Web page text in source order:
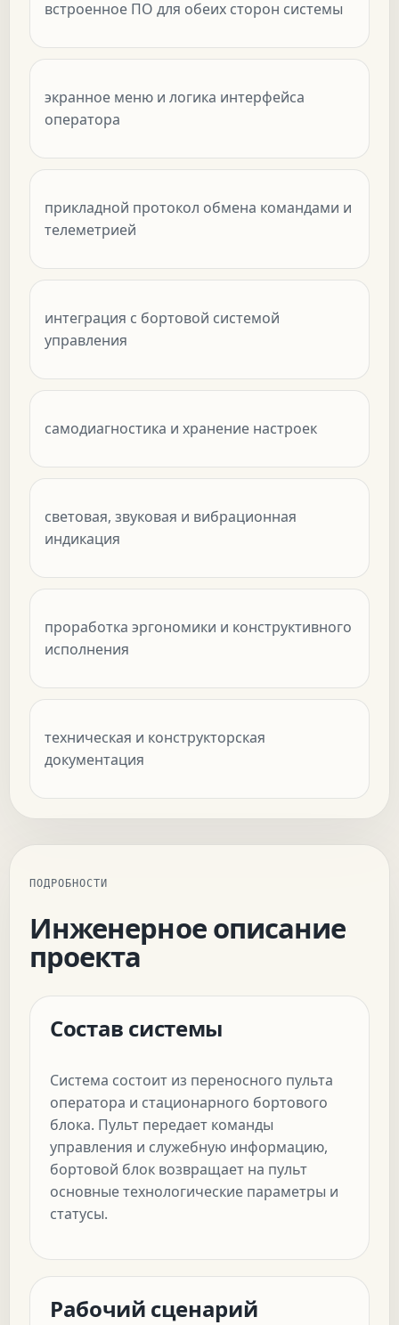
встроенное ПО для обеих сторон системы
экранное меню и логика интерфейса
оператора
прикладной протокол обмена командами и
телеметрией
интеграция с бортовой системой
управления
самодиагностика и хранение настроек
световая, звуковая и вибрационная
индикация
проработка эргономики и конструктивного
исполнения
техническая и конструкторская
документация
ПОДРОБНОСТИ
Инженерное описание
проекта
Состав системы
Система состоит из переносного пульта
оператора и стационарного бортового
блока. Пульт передает команды
управления и служебную информацию,
бортовой блок возвращает на пульт
основные технологические параметры и
статусы.
Рабочий сценарий